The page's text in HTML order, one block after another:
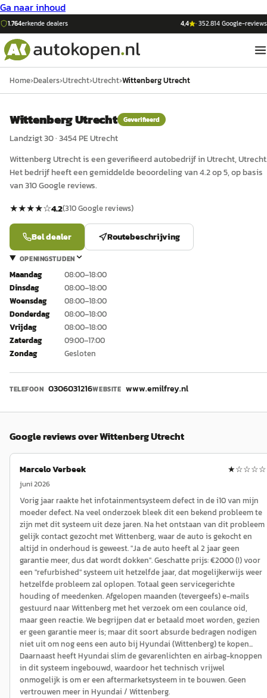
Ga naar inhoud
1.764erkende dealers 4,4 ·352.814Google-reviews
Home›Dealers›Utrecht›Utrecht›Wittenberg Utrecht
Wittenberg Utrecht Geverifieerd
Landzigt 30·3454 PEUtrecht
Wittenberg Utrechtis eengeverifieerdautobedrijf inUtrecht, Utrecht
Het bedrijf heeft een gemiddelde beoordeling van 4.2 op 5, op basis
van 310 Google reviews.
★★★★☆4.2(310Google reviews)
Bel dealer Routebeschrijving
OPENINGSTIJDEN
Maandag
08:00–18:00
Dinsdag
08:00–18:00
Woensdag
08:00–18:00
Donderdag
08:00–18:00
Vrijdag
08:00–18:00
Zaterdag
09:00–17:00
Zondag
Gesloten
TELEFOON 0306031216WEBSITE www.emilfrey.nl
Google reviews overWittenberg Utrecht
Marcelo Verbeek
juni 2026
★☆☆☆☆
Vorig jaar raakte het infotainmentsysteem defect in de i10 van mijn
moeder defect. Na veel onderzoek bleek dit een bekend probleem te
zijn met dit systeem uit deze jaren. Na het ontstaan van dit probleem
gelijk contact gezocht met Wittenberg, waar de auto is gekocht en
altijd in onderhoud is geweest. "Ja de auto heeft al 2 jaar geen
garantie meer, dus dat wordt dokken". Geschatte prijs: €2000 (!) voor
een "refurbished" systeem uit hetzelfde jaar, dat mogelijkerwijs weer
hetzelfde probleem zal oplopen. Totaal geen servicegerichte
houding of meedenken. Afgelopen maanden (tevergeefs) e-mails
gestuurd naar Wittenberg met het verzoek om een coulance oid,
maar geen reactie. We begrijpen dat er betaald moet worden, gezien
er geen garantie meer is; maar dit soort absurde bedragen nodigen
niet uit om nog eens een auto bij Hyundai (Wittenberg) te kopen...
Daarnaast heeft Hyundai slim de gevarenlichten en airbag-knoppen
in dit systeem ingebouwd, waardoor het technisch vrijwel
onmogelijk is om er een aftermarketsysteem in te bouwen. Geen
vertrouwen meer in Hyundai / Wittenberg.